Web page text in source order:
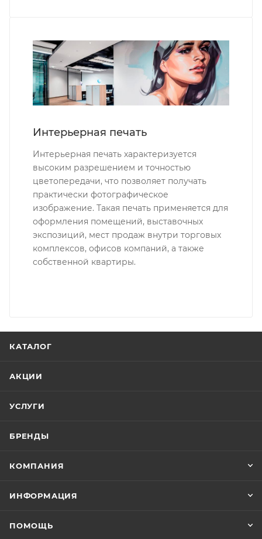
Интерьерная печать
Интерьерная печать характеризуется
высоким разрешением и точностью
цветопередачи, что позволяет получать
практически фотографическое
изображение. Такая печать применяется для
оформления помещений, выставочных
экспозиций, мест продаж внутри торговых
комплексов, офисов компаний, а также
собственной квартиры.
КАТАЛОГ
АКЦИИ
УСЛУГИ
БРЕНДЫ
КОМПАНИЯ
ИНФОРМАЦИЯ
ПОМОЩЬ